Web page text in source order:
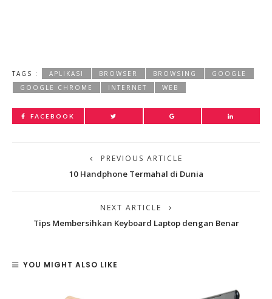
TAGS : APLIKASI BROWSER BROWSING
GOOGLE
GOOGLE CHROME
INTERNET WEB
FACEBOOK
PREVIOUS ARTICLE
10 Handphone Termahal di Dunia
NEXT ARTICLE
Tips Membersihkan Keyboard Laptop dengan Benar
YOU MIGHT ALSO LIKE